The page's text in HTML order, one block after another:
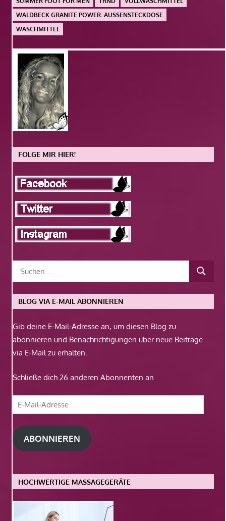
WALDBECK GRANITE POWER. AUSSENSTECKDOSE
WASCHMITTEL
FOLGE MIR HIER!
BLOG VIA E-MAIL ABONNIEREN
Gib deine E-Mail-Adresse an, um diesen Blog zu
abonnieren und Benachrichtigungen über neue Beiträge
via E-Mail zu erhalten.
Schließe dich 26 anderen Abonnenten an
E-
Mail-
Adresse
ABONNIEREN
HOCHWERTIGE MASSAGEGERÄTE